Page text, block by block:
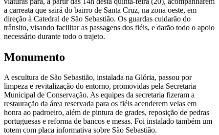
a carreata que sairá do bairro de Santa Cruz, na zona oeste, em
direção à Catedral de São Sebastião. Os guardas cuidarão do
trânsito, visando facilitar as passagens dos fiéis, e darão todo o apoio
necessário durante todo o trajeto.
Monumento
A escultura de São Sebastião, instalada na Glória, passou por
limpeza e revitalização do entorno, promovidas pela Secretaria
Municipal de Conservação. As equipes da secretaria fizeram a
restauração da área reservada para os fiéis acenderem velas em
honra ao padroeiro, além de pintura de grades, reposição de pedras
portuguesas e reforma de bancos e mesas. Foi instalado também um
totem com placa informativa sobre São Sebastião.